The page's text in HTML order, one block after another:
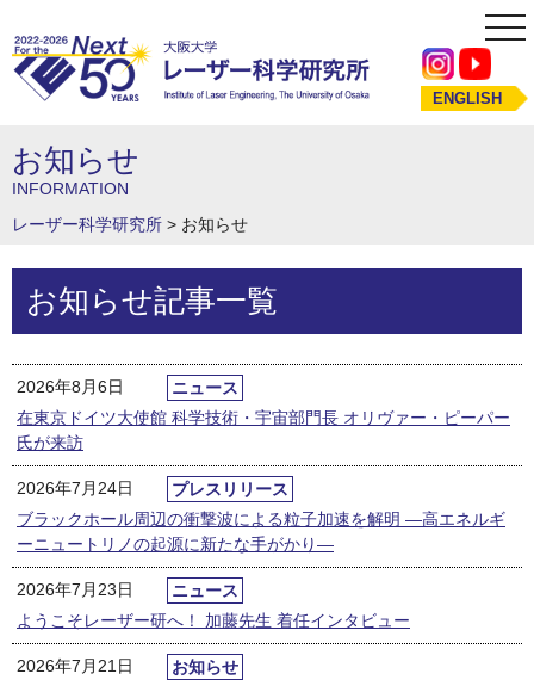
ENGLISH
お知らせ
INFORMATION
レーザー科学研究所 > お知らせ
お知らせ記事一覧
2026年8月6日
ニュース
在東京ドイツ大使館 科学技術・宇宙部門長 オリヴァー・ピーパー
氏が来訪
2026年7月24日
プレスリリース
ブラックホール周辺の衝撃波による粒子加速を解明 ―高エネルギ
ーニュートリノの起源に新たな手がかり―
2026年7月23日
ニュース
ようこそレーザー研へ！ 加藤先生 着任インタビュー
2026年7月21日
お知らせ